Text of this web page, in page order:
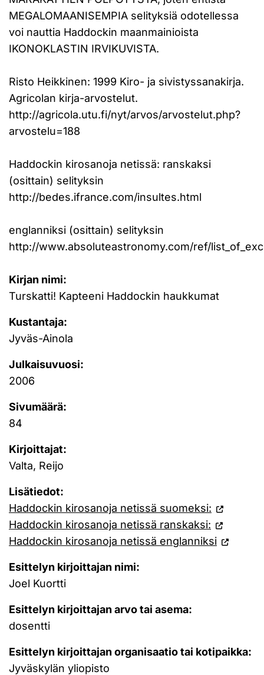
MEGALOMAANISEMPIA selityksiä odotellessa
voi nauttia Haddockin maanmainioista
IKONOKLASTIN IRVIKUVISTA.
Risto Heikkinen: 1999 Kiro- ja sivistyssanakirja.
Agricolan kirja-arvostelut.
http://agricola.utu.fi/nyt/arvos/arvostelut.php?
arvostelu=188
Haddockin kirosanoja netissä: ranskaksi
(osittain) selityksin
http://bedes.ifrance.com/insultes.html
englanniksi (osittain) selityksin
http://www.absoluteastronomy.com/ref/
Kirjan nimi:
Turskatti! Kapteeni Haddockin haukkumat
Kustantaja:
Jyväs-Ainola
Julkaisuvuosi:
2006
Sivumäärä:
84
Kirjoittajat:
Valta, Reijo
Lisätiedot:
Haddockin kirosanoja netissä suomeksi:
Haddockin kirosanoja netissä ranskaksi:
Haddockin kirosanoja netissä englanniksi
Esittelyn kirjoittajan nimi:
Joel Kuortti
Esittelyn kirjoittajan arvo tai asema:
dosentti
Esittelyn kirjoittajan organisaatio tai kotipaikka:
Jyväskylän yliopisto